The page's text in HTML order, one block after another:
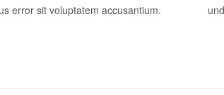
error sit voluptatem accusantium.